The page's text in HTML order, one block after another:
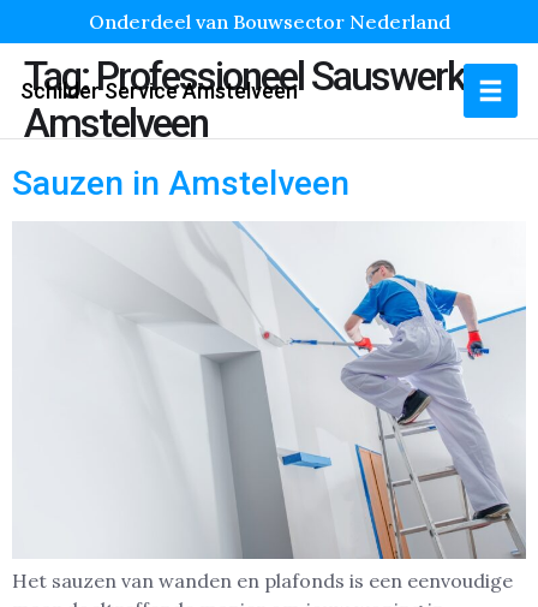
Onderdeel van Bouwsector Nederland
Schilder Service Amstelveen
Tag:Professioneel Sauswerk
Amstelveen
Sauzen in Amstelveen
Het sauzen van wanden en plafonds is een eenvoudige